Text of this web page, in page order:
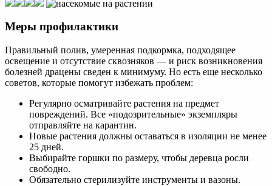
Меры профилактики
Правильный полив, умеренная подкормка, подходящее
освещение и отсутствие сквозняков — и риск возникновения
болезней драцены сведен к минимуму. Но есть еще несколько
советов, которые помогут избежать проблем:
Регулярно осматривайте растения на предмет
повреждений. Все «подозрительные» экземпляры
отправляйте на карантин.
Новые растения должны оставаться в изоляции не менее
25 дней.
Выбирайте горшки по размеру, чтобы деревца росли
свободно.
Обязательно стерилизуйте инструменты и вазоны.